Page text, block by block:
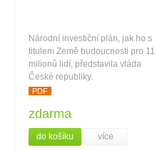
Národní investiční plán, jak ho s
titulem Země budoucnosti pro 11
milionů lidí, představila vláda
České republiky.
PDF
zdarma
do košíku více